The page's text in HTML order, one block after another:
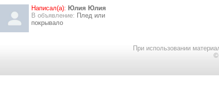
Написал(а): Юлия Юлия
В объявление: Плед или
покрывало
При использовании